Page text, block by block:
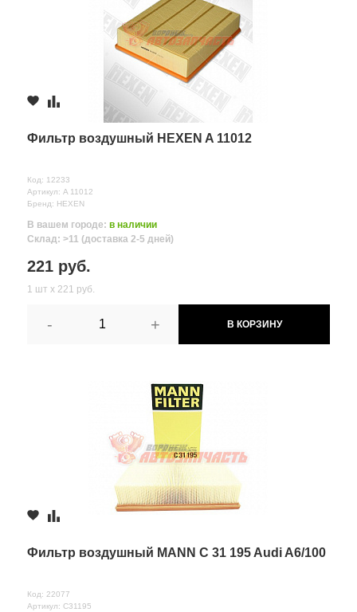
Фильтр воздушный HEXEN A 11012
Код: 12233
Артикул: A 11012
Бренд: HEXEN
В вашем городе: в наличии
Склад: >11 (доставка 2-5 дней)
221 руб.
1 шт х 221 руб.
- + В КОРЗИНУ
Фильтр воздушный MANN C 31 195 Audi A6/100
Код: 22077
Артикул: C31195